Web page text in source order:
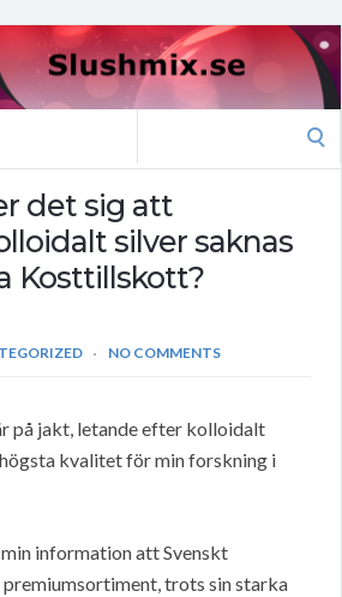
det sig att
silver saknas
Kosttillskott?
NO COMMENTS
på jakt, letande efter kolloidalt
kvalitet för min forskning i
information att Svenskt
trots sin starka